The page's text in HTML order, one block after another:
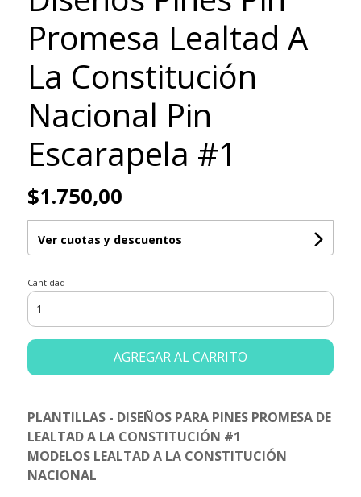
Promesa Lealtad A
La Constitución
Nacional Pin
Escarapela #1
$1.750,00
Ver cuotas y descuentos
Cantidad
AGREGAR AL CARRITO
PLANTILLAS - DISEÑOS PARA PINES PROMESA DE
LEALTAD A LA CONSTITUCIÓN #1
MODELOS LEALTAD A LA CONSTITUCIÓN
NACIONAL